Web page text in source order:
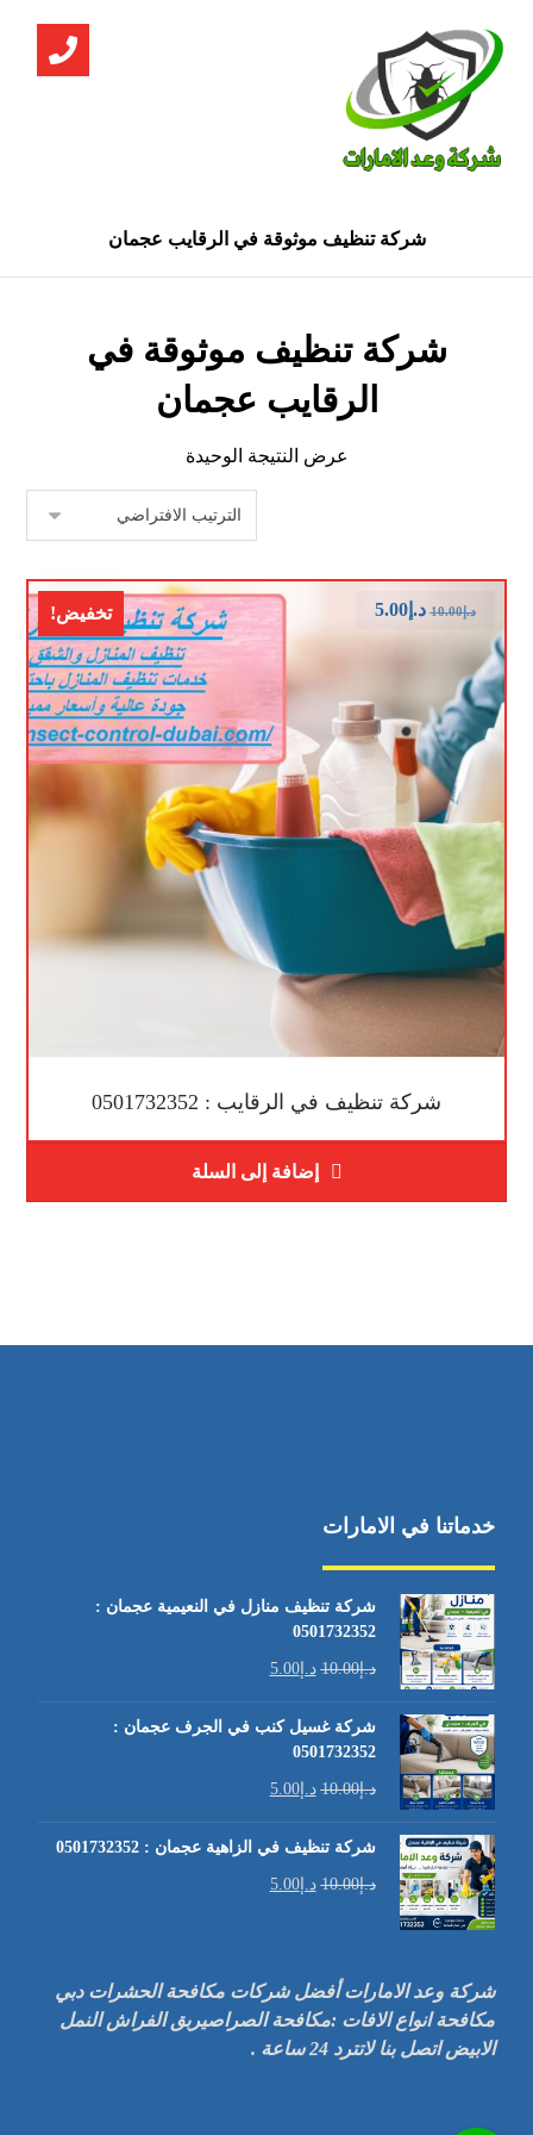
شركة تنظيف موثوقة في الرقايب عجمان
شركة تنظيف موثوقة في
الرقايب عجمان
عرض النتيجة الوحيدة
تخفيض!
شركة تنظيف في الرقايب : 0501732352
د.إ10.00 د.إ5.00
إضافة إلى السلة
خدماتنا في الامارات
شركة تنظيف منازل في النعيمية عجمان :
0501732352
د.إ10.00 د.إ5.00
شركة غسيل كنب في الجرف عجمان :
0501732352
د.إ10.00 د.إ5.00
شركة تنظيف في الزاهية عجمان : 0501732352
د.إ10.00 د.إ5.00
شركة وعد الامارات أفضل شركات مكافحة الحشرات دبي
مكافحة انواع الافات :مكافحة الصراصيربق الفراش النمل
الابيض اتصل بنا لاتترد 24 ساعة .